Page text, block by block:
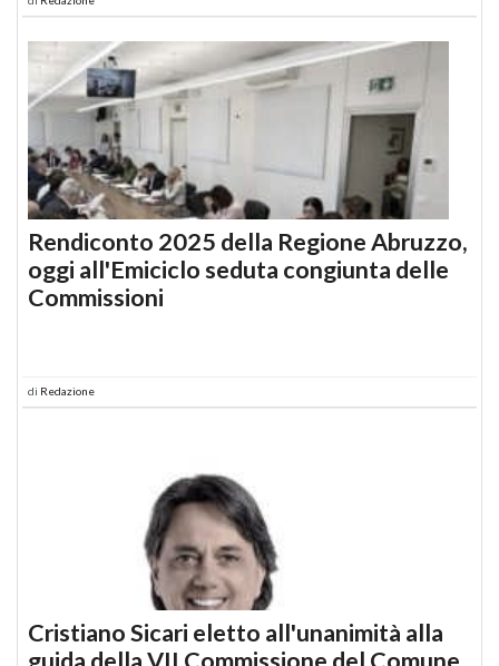
Rendiconto 2025 della Regione Abruzzo,
oggi all'Emiciclo seduta congiunta delle
Commissioni
di Redazione
Cristiano Sicari eletto all'unanimità alla
guida della VII Commissione del Comune